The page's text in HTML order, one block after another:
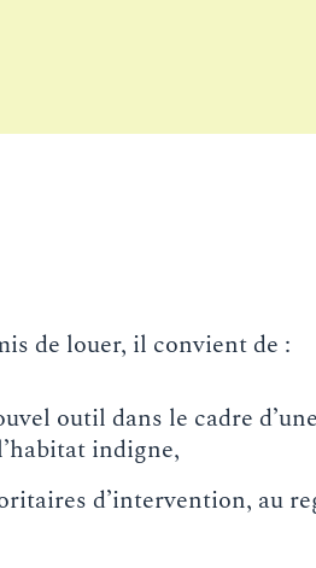
de louer, il convient de :
outil dans le cadre
indigne,
d’intervention, au